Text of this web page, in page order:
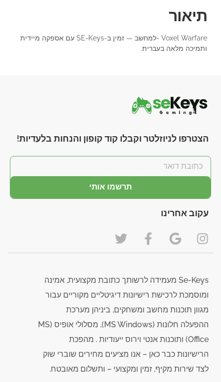
תיאור
Voxel Warfare -למחשב — זמין ב-SE-Keys עם אספקה מיידית
ותמיכה מלאה בעברית.
הצטרפו לניוזלטר וקבלו קוד קופון והנחות בלעדיות!
תרשמו אותי
עקוב אחרינו
Se-Keys מעמידה לרשותך כתובת מקצועית, אמינה
ומוסמכת לרכישת רישיונות דיגיטליים מקוריים עבור
מגוון תוכנות מחשב ומשחקים, ביניהן מערכת
ההפעלה חלונות (MS Windows), מסלולי אופיס (MS
Office) ותוכנות אנטי וירוס ייעודיות . מהפכת
הרישיונות כבר כאן – אנו מציעים מחירים שוברי שוק
לצד שירות מקיף, זמין ומקצועי – ותשלום מאובטח.